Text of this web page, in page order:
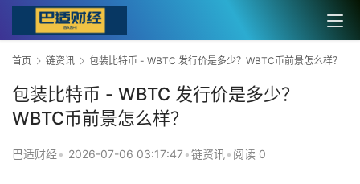
首页 链资讯 包装比特币 - WBTC 发行价是多少？WBTC币前景怎么样？
包装比特币 - WBTC 发行价是多少？
WBTC币前景怎么样？
巴适财经• 2026-07-06 03:17:47 •链资讯 • 阅读 0